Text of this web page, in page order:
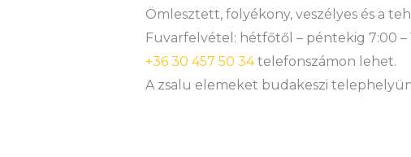
Ömlesztett, folyékony, veszélyes és a
Fuvarfelvétel: hétfőtől – péntekig 7:00 –
+36 30 457 50 34telefonszámon lehet.
A zsalu elemeket budakeszi